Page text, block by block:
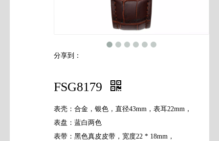
分享到：
FSG8179
表壳：合金，银色，直径43mm，表耳22mm，
表盘：蓝白两色
表带：黑色真皮皮带，宽度22 * 18mm，